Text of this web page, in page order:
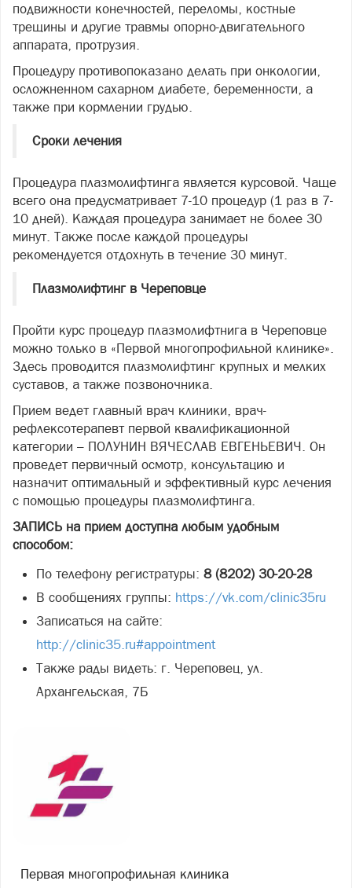
подвижности конечностей, переломы, костные
трещины и другие травмы опорно-двигательного
аппарата, протрузия.
Процедуру противопоказано делать при онкологии,
осложненном сахарном диабете, беременности, а
также при кормлении грудью.
Сроки лечения
Процедура плазмолифтинга является курсовой. Чаще
всего она предусматривает 7-10 процедур (1 раз в 7-
10 дней). Каждая процедура занимает не более 30
минут. Также после каждой процедуры
рекомендуется отдохнуть в течение 30 минут.
Плазмолифтинг в Череповце
Пройти курс процедур плазмолифтнига в Череповце
можно только в «Первой многопрофильной клинике».
Здесь проводится плазмолифтинг крупных и мелких
суставов, а также позвоночника.
Прием ведет главный врач клиники, врач-
рефлексотерапевт первой квалификационной
категории – ПОЛУНИН ВЯЧЕСЛАВ ЕВГЕНЬЕВИЧ. Он
проведет первичный осмотр, консультацию и
назначит оптимальный и эффективный курс лечения
с помощью процедуры плазмолифтинга.
ЗАПИСЬ на прием доступна любым удобным
способом:
По телефону регистратуры: 8 (8202) 30-20-28
В сообщениях группы: https://vk.com/clinic35ru
Записаться на сайте:
http://clinic35.ru#appointment
Также рады видеть: г. Череповец, ул.
Архангельская, 7Б
Первая многопрофильная клиника